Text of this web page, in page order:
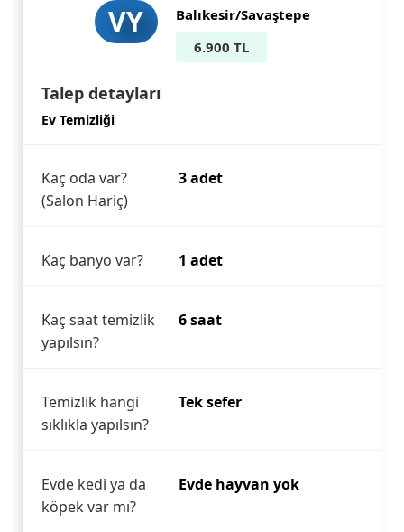
VY
Balıkesir/Savaştepe
6.900 TL
Talep detayları
Ev Temizliği
Kaç oda var?
(Salon Hariç)
3 adet
Kaç banyo var? 1 adet
Kaç saat temizlik
yapılsın?
6 saat
Temizlik hangi
sıklıkla yapılsın?
Tek sefer
Evde kedi ya da
köpek var mı?
Evde hayvan yok